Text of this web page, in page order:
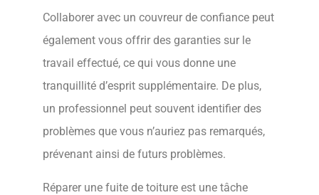
Collaborer avec un couvreur de confiance peut
également vous offrir des garanties sur le
travail effectué, ce qui vous donne une
tranquillité d’esprit supplémentaire. De plus,
un professionnel peut souvent identifier des
problèmes que vous n’auriez pas remarqués,
prévenant ainsi de futurs problèmes.
Réparer une fuite de toiture est une tâche